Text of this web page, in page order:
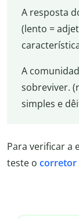
A resposta
(lento =
A
sobreviver.
simples e
Para verificar a
teste o corretor